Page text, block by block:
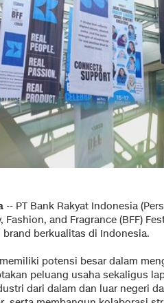
-- PT Bank Rakyat Indonesia
and Fragrance (BFF)
berkualitas di Indonesia.
potensi besar dalam
peluang usaha sekaligus
dari dalam dan luar negeri